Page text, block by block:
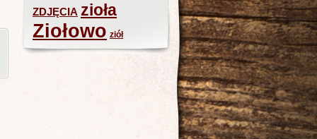
ZDJĘCIA zioła
Ziołowo ziół